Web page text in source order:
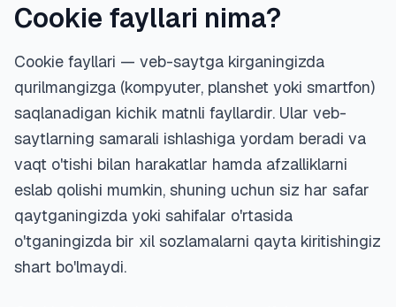
Cookie fayllari nima?
Cookie fayllari — veb-saytga kirganingizda
qurilmangizga (kompyuter, planshet yoki smartfon)
saqlanadigan kichik matnli fayllardir. Ular veb-
saytlarning samarali ishlashiga yordam beradi va
vaqt o'tishi bilan harakatlar hamda afzalliklarni
eslab qolishi mumkin, shuning uchun siz har safar
qaytganingizda yoki sahifalar o'rtasida
o'tganingizda bir xil sozlamalarni qayta kiritishingiz
shart bo'lmaydi.